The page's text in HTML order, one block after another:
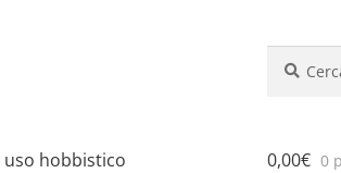
uso hobbistico 0,00€ 0